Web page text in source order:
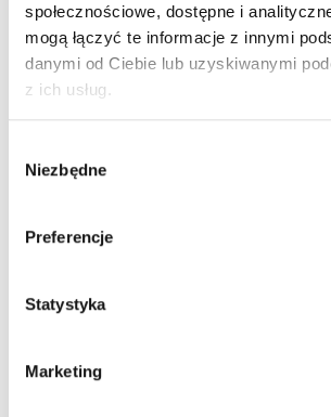
społecznościowe, dostępne i
mogą łączyć te informacje z innymi
danymi od Ciebie lub uzyskiwanymi
z ich usług.
zgody
Niezbędne
Preferencje
Statystyka
Marketing
6
Image